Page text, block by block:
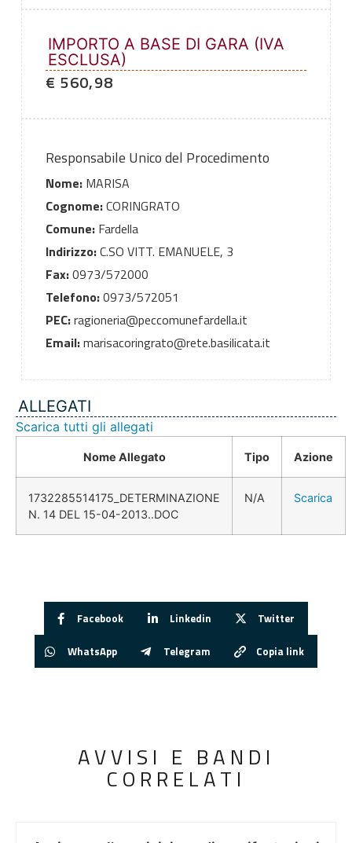
IMPORTO A BASE DI GARA (IVA
ESCLUSA)
€ 560,98
Responsabile Unico del Procedimento
Nome:MARISA
Cognome:CORINGRATO
Comune:Fardella
Indirizzo:C.SO VITT. EMANUELE, 3
Fax:0973/572000
Telefono:0973/572051
PEC:ragioneria@peccomunefardella.it
Email:marisacoringrato@rete.basilicata.it
ALLEGATI
Scarica tutti gli allegati
Nome Allegato Tipo Azione
1732285514175_DETERMINAZIONE
N. 14 DEL 15-04-2013..DOC
N/A Scarica
Facebook Linkedin Twitter
WhatsApp Telegram Copia link
AVVISI E BANDI
CORRELATI